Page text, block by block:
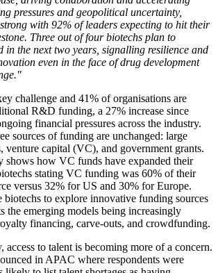
pressures and geopolitical uncertainty,
with 92% of leaders expecting to hit their
Three out of four biotechs plan to
in the next two years, signalling resilience and
even in the face of drug development
challenge and 41% of organisations are
R&D funding, a 27% increase since
financial pressures across the industry.
sources of funding are unchanged: large
venture capital (VC), and government grants.
shows how VC funds have expanded their
stating VC funding was 60% of their
versus 32% for US and 30% for Europe.
biotechs to explore innovative funding sources
the emerging models being increasingly
financing, carve-outs, and crowdfunding.
access to talent is becoming more of a concern.
in APAC where respondents were